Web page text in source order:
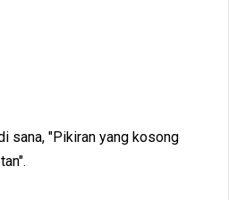
sana, "Pikiran yang kosong